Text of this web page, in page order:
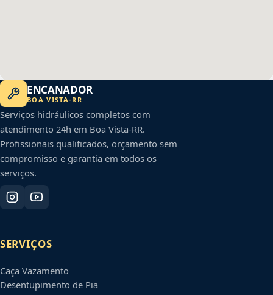
ENCANADOR
BOA VISTA-RR
Serviços hidráulicos completos com
atendimento 24h em Boa Vista-RR.
Profissionais qualificados, orçamento sem
compromisso e garantia em todos os
serviços.
SERVIÇOS
Caça Vazamento
Desentupimento de Pia